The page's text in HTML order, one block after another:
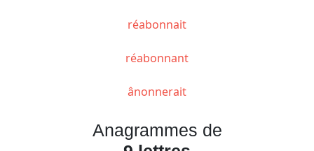
réabonnait
réabonnant
ânonnerait
Anagrammes de